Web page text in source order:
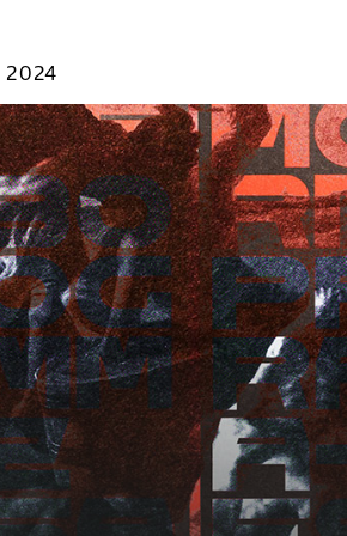
2024